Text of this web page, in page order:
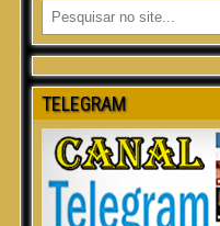
TELEGRAM